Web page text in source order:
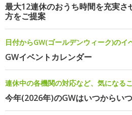
最大12連休のおうち時間を充実さ
方をご提案
日付からGW(ゴールデンウィーク)のイ
GWイベントカレンダー
連休中の各機関の対応など、気になる
今年(2026年)のGWはいつからい